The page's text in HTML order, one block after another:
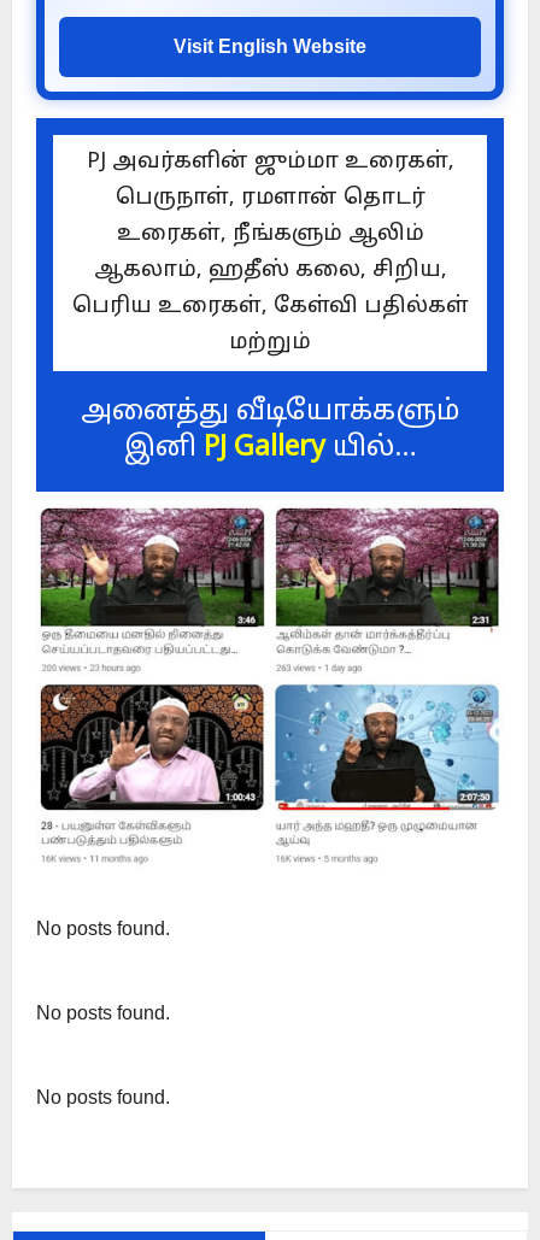
Visit English Website
PJ அவர்களின் ஜும்மா உரைகள்,
பெருநாள், ரமளான் தொடர்
உரைகள், நீங்களும் ஆலிம்
ஆகலாம், ஹதீஸ் கலை, சிறிய,
பெரிய உரைகள், கேள்வி பதில்கள்
மற்றும்
அனைத்து வீடியோக்களும்
இனி PJ Galleryயில்…
No posts found.
No posts found.
No posts found.